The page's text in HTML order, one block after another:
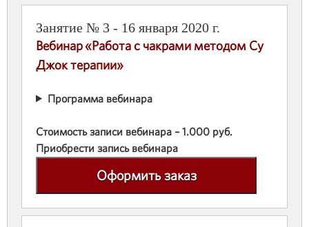
Занятие № 3 - 16 января 2020 г.
Вебинар «Работа с чакрами методом Су
Джок терапии»
Программа вебинара
Стоимость записи вебинара – 1.000 руб.
Приобрести запись вебинара
Оформить заказ